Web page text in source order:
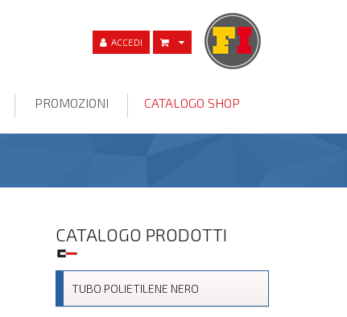
ACCEDI
PROMOZIONI CATALOGO SHOP
CATALOGO PRODOTTI
TUBO POLIETILENE NERO